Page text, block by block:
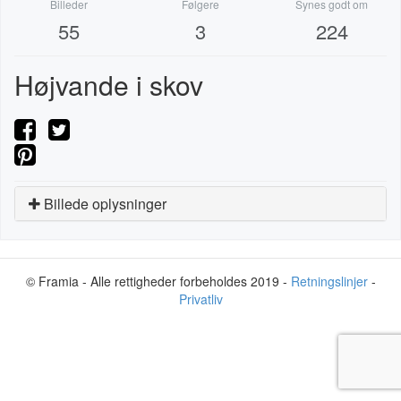
Billeder
55
Følgere
3
Synes godt om
224
Højvande i skov
Billede oplysninger
© Framia - Alle rettigheder forbeholdes 2019 - Retningslinjer-
Privatliv